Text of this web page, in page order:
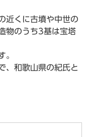
近くに古墳や中世の
物のうち3基は宝塔
。
、和歌山県の紀氏と